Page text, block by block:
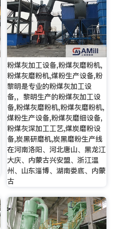
粉煤灰加工设备,粉煤灰磨粉机,
粉煤灰磨粉机,煤粉生产设备,粉
黎明是专业的粉煤灰加工设
备,，黎明生产的粉煤灰加工设
备,粉煤灰磨粉机,粉煤灰磨粉机,
煤粉生产设备,粉煤灰磨细设备,
粉煤灰深加工工艺,煤炭磨粉设
备,炭黑研磨机,炭黑磨粉生产线
在河南洛阳、河北唐山、黑龙江
大庆、内蒙古兴安盟、浙江温
州、山东淄博、湖南娄底、内蒙
古